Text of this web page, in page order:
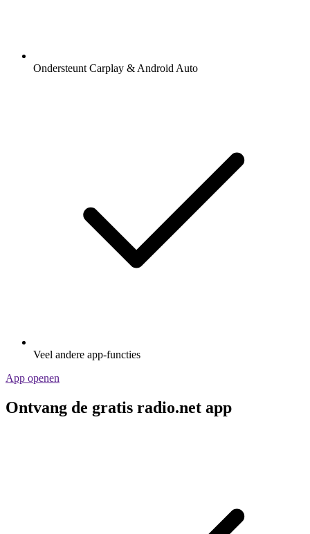
Ondersteunt Carplay & Android Auto
Veel andere app-functies
App openen
Ontvang de gratis radio.net app